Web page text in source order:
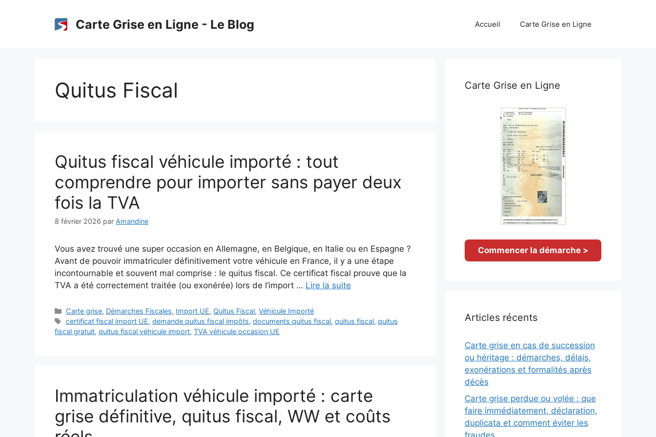
Carte Grise en Ligne - Le Blog Accueil Carte Grise en Ligne
Quitus Fiscal
Quitus fiscal véhicule importé : tout
comprendre pour importer sans payer deux
fois la TVA
8 février 2026 par Amandine
Vous avez trouvé une super occasion en Allemagne, en Belgique, en Italie ou en Espagne ?
Avant de pouvoir immatriculer définitivement votre véhicule en France, il y a une étape
incontournable et souvent mal comprise : le quitus fiscal. Ce certificat fiscal prouve que la
TVA a été correctement traitée (ou exonérée) lors de l’import … Lire la suite
Catégories
Carte grise, Démarches Fiscales, Import UE, Quitus Fiscal,Véhicule Importé
Étiquettes
certificat fiscal import UE,demande quitus fiscal impôts,documents quitus fiscal,quitus fiscal,quitus
fiscal gratuit, quitus fiscal véhicule import, TVA véhicule occasion UE
Immatriculation véhicule importé : carte
grise définitive, quitus fiscal, WW et coûts
Carte Grise en Ligne
Commencer la démarche >
Articles récents
Carte grise en cas de succession
ou héritage : démarches, délais,
exonérations et formalités après
décès
Carte grise perdue ou volée : que
faire immédiatement, déclaration,
duplicata et comment éviter les
fraudes